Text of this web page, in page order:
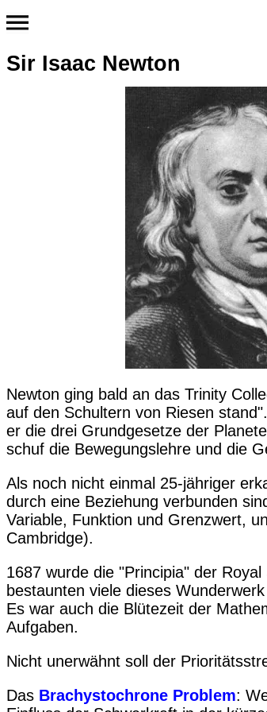
Sir Isaac Newton
Newton ging bald an das Trinity
auf den Schultern von Riesen
er die drei Grundgesetze der
schuf die Bewegungslehre und die
Als noch nicht einmal 25-jähriger
durch eine Beziehung verbunden
Variable, Funktion und Grenzwert,
Cambridge).
1687 wurde die "Principia" der
bestaunten viele dieses
Es war auch die Blütezeit der
Aufgaben.
Nicht unerwähnt soll der
Das Brachystochrone Problem: